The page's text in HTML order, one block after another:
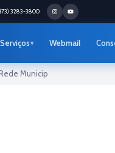
3283-3800
Serviços Webmail
Municip